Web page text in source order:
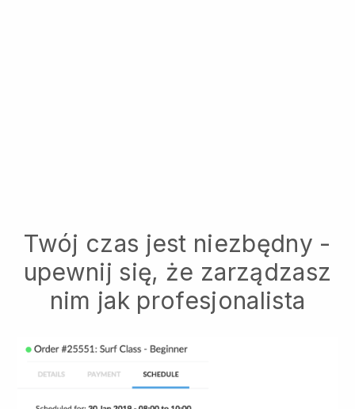
Twój czas jest niezbędny -
upewnij się, że zarządzasz
nim jak profesjonalista